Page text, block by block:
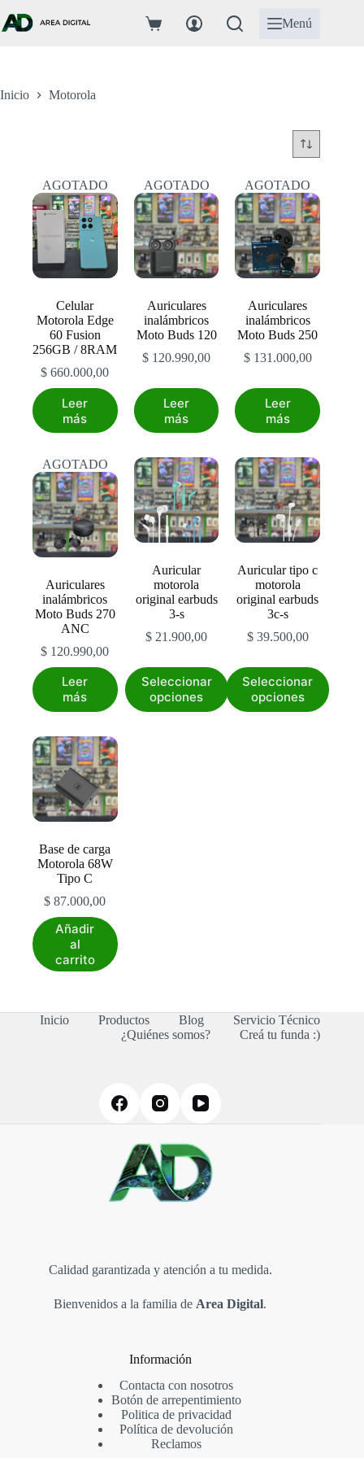
al
contenido
Carro
Menú
Inicio Motorola
AGOTADO
Celular
Motorola Edge
60 Fusion
256GB / 8RAM
$ 660.000,00
Leer
más
AGOTADO
Auriculares
inalámbricos
Moto Buds 120
$ 120.990,00
Leer
más
AGOTADO
Auriculares
inalámbricos
Moto Buds 250
$131.000,00
Leer
más
AGOTADO
Auriculares
inalámbricos
Moto Buds 270
ANC
$ 120.990,00
Leer
más
Auricular
motorola
original earbuds
3-s
$ 21.900,00
Seleccionar
opciones
Este
producto
tiene
Auricular tipo c
motorola
original earbuds
3c-s
$39.500,00
Seleccionar
opciones
Este
producto
tiene
Base de carga
Motorola 68W
Tipo C
$ 87.000,00
Añadir
al
carrito
Inicio Productos Blog
Servicio Técnico
¿Quiénes somos?
Creá tu funda :)
Calidad garantizada y atención a tu medida.
Bienvenidos a la familia de Area Digital.
Información
Contacta con nosotros
Botón de arrepentimiento
Politica de privacidad
Política de devolución
Reclamos